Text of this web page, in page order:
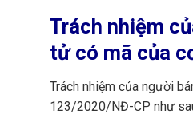
Trách nhiệm
tử có mã của
Trách nhiệm của người
123/2020/NĐ-CP như